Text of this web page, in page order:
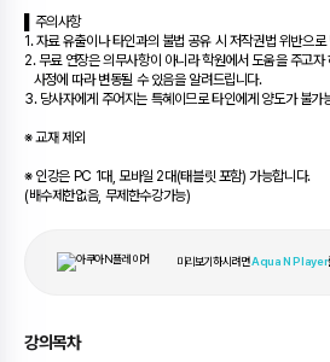
▌주의사항
1. 자료 유출이나 타인과의 불법 공유 시 저작권법 위반으
2. 무료 연장은 의무사항이 아니라 학원에서 도움을 주고자
사정에 따라 변동될 수 있음을 알려드립니다.
3. 당사자에게 주어지는 특혜이므로 타인에게 양도가 불가
※ 교재 제외
※ 인강은 PC 1대, 모바일 2대(태블릿 포함) 가능합니다.
(배수제한없음, 무제한수강가능)
미리보기하시려면Aqua N Player
강의목차